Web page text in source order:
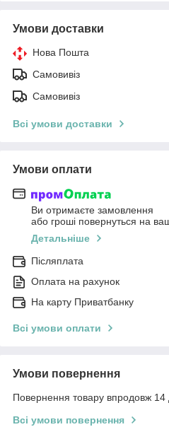
Умови доставки
Нова Пошта
Самовивіз
Самовивіз
Всі умови доставки
Умови оплати
Ви отримаєте замовлення
або гроші повернуться на
Детальніше
Післяплата
Оплата на рахунок
На карту Приватбанку
Всі умови оплати
Умови повернення
Повернення товару впродовж 14
Всі умови повернення